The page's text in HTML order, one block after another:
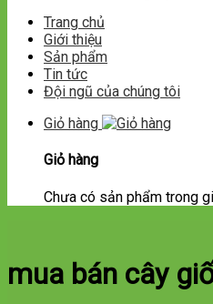
Trang chủ
Giới thiệu
Sản phẩm
Tin tức
Đội ngũ của chúng tôi
Giỏ hàng
Giỏ hàng
Chưa có sản phẩm trong
mua bán cây